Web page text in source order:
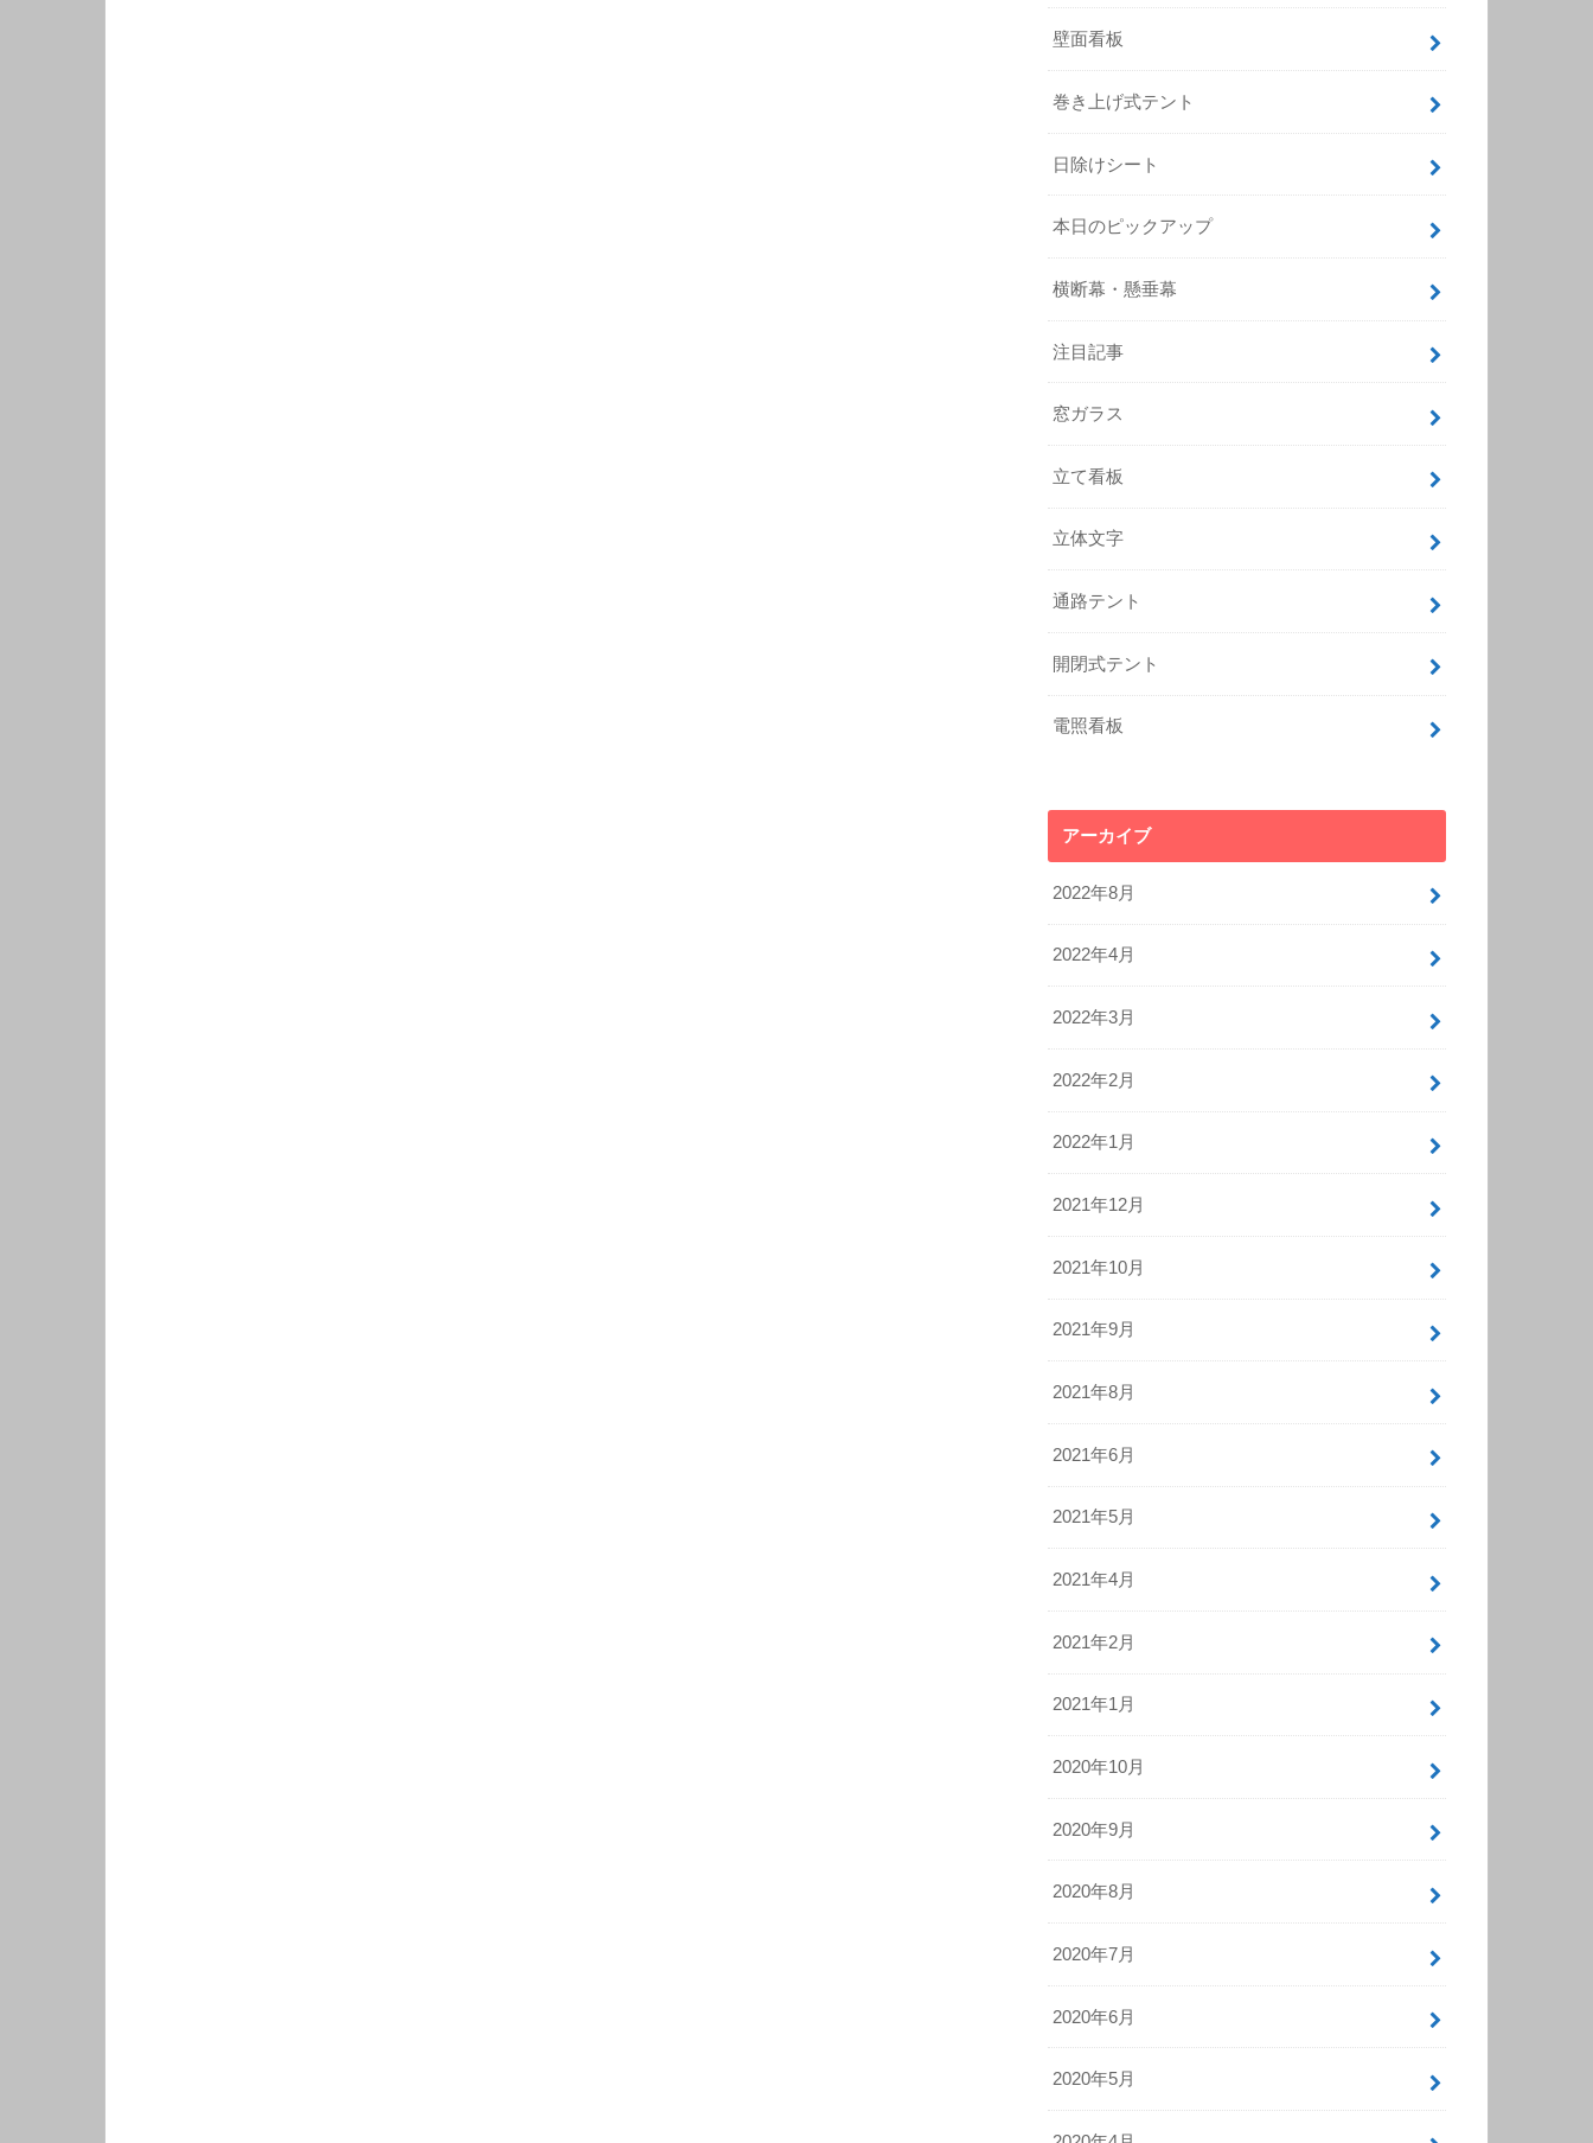
壁面看板
巻き上げ式テント
日除けシート
本日のピックアップ
横断幕・懸垂幕
注目記事
窓ガラス
立て看板
立体文字
通路テント
開閉式テント
電照看板
アーカイブ
2022年8月
2022年4月
2022年3月
2022年2月
2022年1月
2021年12月
2021年10月
2021年9月
2021年8月
2021年6月
2021年5月
2021年4月
2021年2月
2021年1月
2020年10月
2020年9月
2020年8月
2020年7月
2020年6月
2020年5月